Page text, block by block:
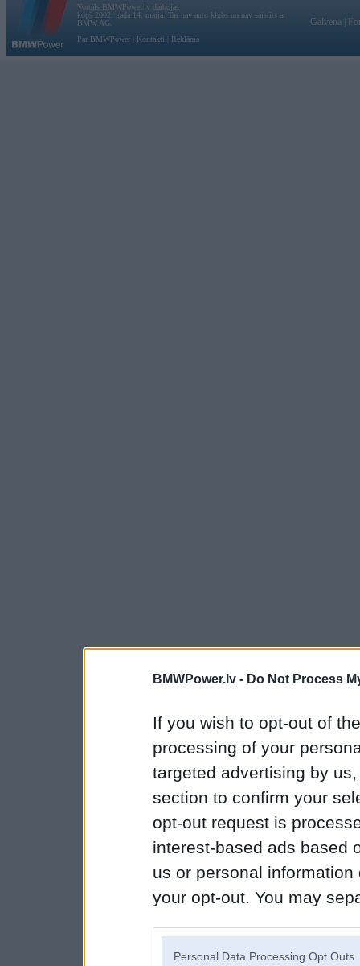
BMWPower.lv - Do Not Process
If you wish to opt-out of
processing of your
targeted advertising by
section to confirm your
opt-out request is
interest-based ads based
us or personal
your opt-out. You may
Personal Data Processing Opt Outs
Vortāls BMWPower.lv darbojas
kopš 2002. gada 14. maija. Tas nav auto klubs un nav saistīts ar
BMW AG.
Par BMWPower
Kontakti Reklāma
Galvena